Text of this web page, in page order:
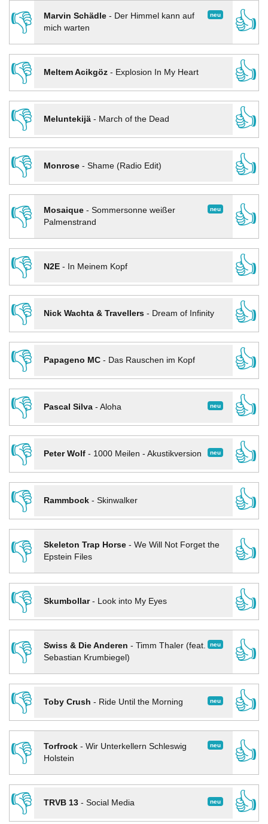
👎 neu
Marvin Schädle- Der Himmel kann auf
mich warten
👍
👎
Meltem Acikgöz- Explosion In My Heart
👍
👎
Meluntekijä- March of the Dead
👍
👎
Monrose- Shame (Radio Edit)
👍
👎
neu
Mosaique- Sommersonne weißer
Palmenstrand
👍
👎
N2E- In Meinem Kopf
👍
👎
Nick Wachta & Travellers- Dream of Infinity
👍
👎
Papageno MC- Das Rauschen im Kopf
👍
👎
neu
Pascal Silva- Aloha
👍
👎
neu
Peter Wolf- 1000 Meilen - Akustikversion
👍
👎
Rammbock- Skinwalker
👍
👎
Skeleton Trap Horse- We Will Not Forget the
Epstein Files
👍
👎
Skumbollar- Look into My Eyes
👍
👎
neu
Swiss & Die Anderen - Timm Thaler (feat.
Sebastian Krumbiegel)
👍
👎
neu
Toby Crush - Ride Until the Morning
👍
👎
neu
Torfrock- Wir Unterkellern Schleswig
Holstein
👍
👎
neu
TRVB 13- Social Media
👍